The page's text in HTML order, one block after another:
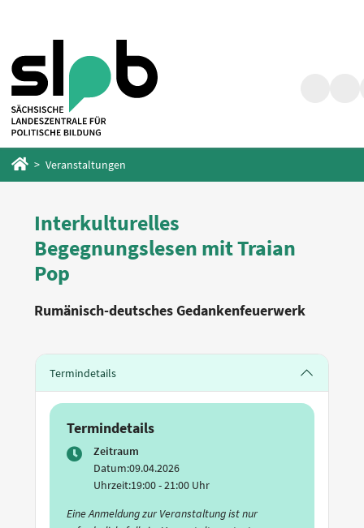
springen
springen
Startseite
Veranstaltungen
Interkulturelles
Begegnungslesen mit Traian
Pop
Rumänisch-deutsches Gedankenfeuerwerk
Termindetails
Termindetails
Zeitraum
Datum:09.04.2026
Uhrzeit:19:00 - 21:00 Uhr
Eine Anmeldung zur Veranstaltung ist nur